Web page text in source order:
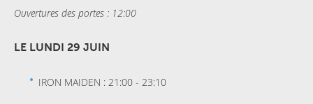
Ouvertures des portes : 12:00
LE LUNDI 29 JUIN
IRON MAIDEN : 21:00 - 23:10